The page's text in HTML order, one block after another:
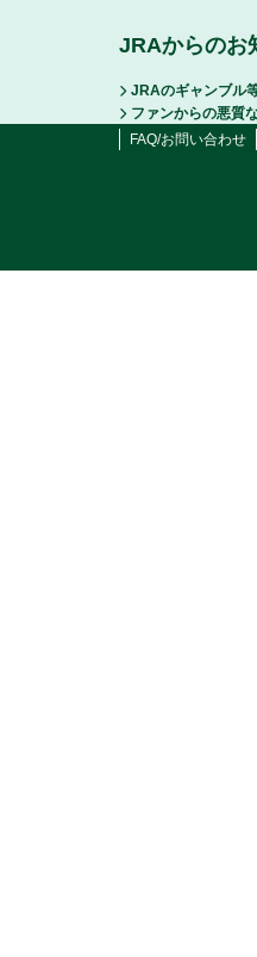
JRAからのお
JRAのギャンブル
ファンからの悪質
FAQ/お問い合わせ